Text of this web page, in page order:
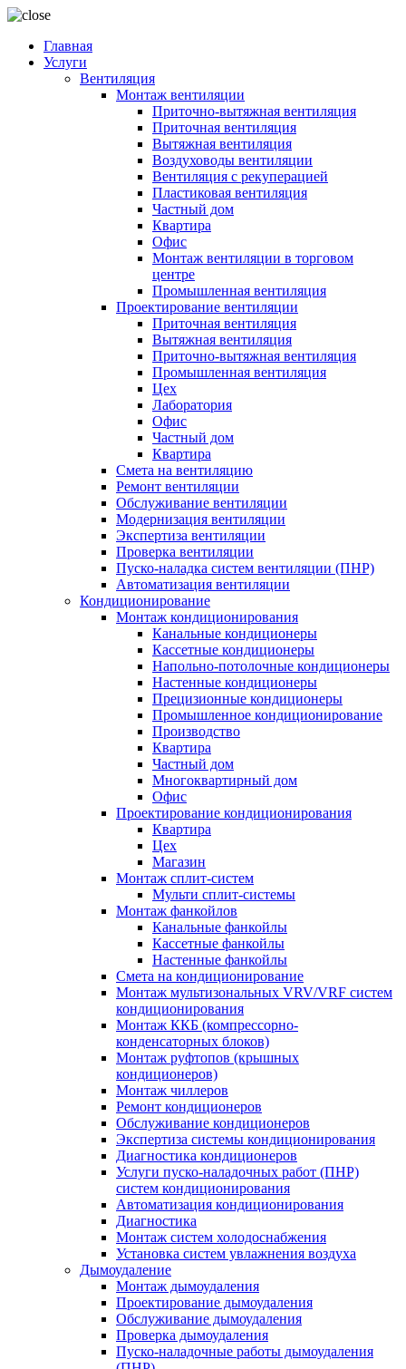
Главная
Услуги
Вентиляция
Монтаж вентиляции
Приточно-вытяжная вентиляция
Приточная вентиляция
Вытяжная вентиляция
Воздуховоды вентиляции
Вентиляция с рекуперацией
Пластиковая вентиляция
Частный дом
Квартира
Офис
Монтаж вентиляции в торговом
центре
Промышленная вентиляция
Проектирование вентиляции
Приточная вентиляция
Вытяжная вентиляция
Приточно-вытяжная вентиляция
Промышленная вентиляция
Цех
Лаборатория
Офис
Частный дом
Квартира
Смета на вентиляцию
Ремонт вентиляции
Обслуживание вентиляции
Модернизация вентиляции
Экспертиза вентиляции
Проверка вентиляции
Пуско-наладка систем вентиляции (ПНР)
Автоматизация вентиляции
Кондиционирование
Монтаж кондиционирования
Канальные кондиционеры
Кассетные кондиционеры
Напольно-потолочные кондиционеры
Настенные кондиционеры
Прецизионные кондиционеры
Промышленное кондиционирование
Производство
Квартира
Частный дом
Многоквартирный дом
Офис
Проектирование кондиционирования
Квартира
Цех
Магазин
Монтаж сплит-систем
Мульти сплит-системы
Монтаж фанкойлов
Канальные фанкойлы
Кассетные фанкойлы
Настенные фанкойлы
Смета на кондиционирование
Монтаж мультизональных VRV/VRF систем
кондиционирования
Монтаж ККБ (компрессорно-
конденсаторных блоков)
Монтаж руфтопов (крышных
кондиционеров)
Монтаж чиллеров
Ремонт кондиционеров
Обслуживание кондиционеров
Экспертиза системы кондиционирования
Диагностика кондиционеров
Услуги пуско-наладочных работ (ПНР)
систем кондиционирования
Автоматизация кондиционирования
Диагностика
Монтаж систем холодоснабжения
Установка систем увлажнения воздуха
Дымоудаление
Монтаж дымоудаления
Проектирование дымоудаления
Обслуживание дымоудаления
Проверка дымоудаления
Пуско-наладочные работы дымоудаления